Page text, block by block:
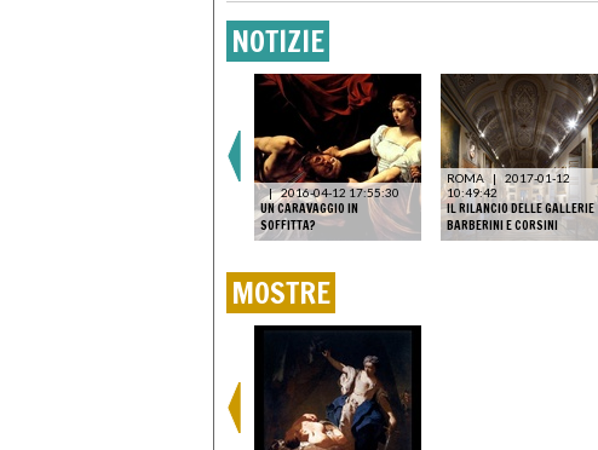
NOTIZIE
| 2016-04-12 17:55:30
UN CARAVAGGIO IN
SOFFITTA?
ROMA |
2017-01-12
10:49:42
IL RILANCIO DELLE GALLERIE
BARBERINI E CORSINI
MOSTRE